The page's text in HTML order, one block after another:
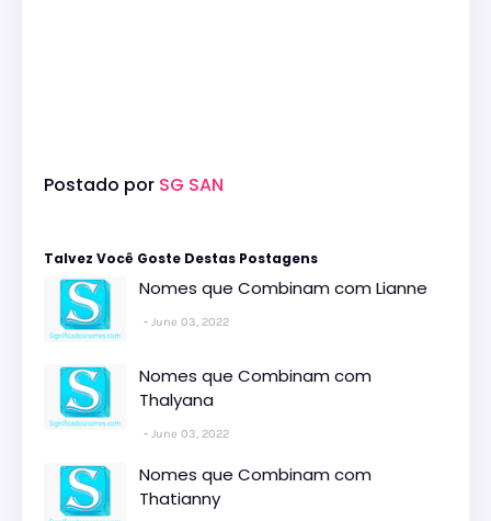
Postado por SG SAN
Talvez Você Goste Destas Postagens
Nomes que Combinam com Lianne
June 03, 2022
Nomes que Combinam com
Thalyana
June 03, 2022
Nomes que Combinam com
Thatianny